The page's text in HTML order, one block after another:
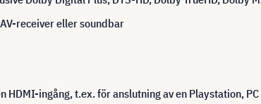
receiver eller soundbar
ingång, t.ex. för anslutning av en Playstation,